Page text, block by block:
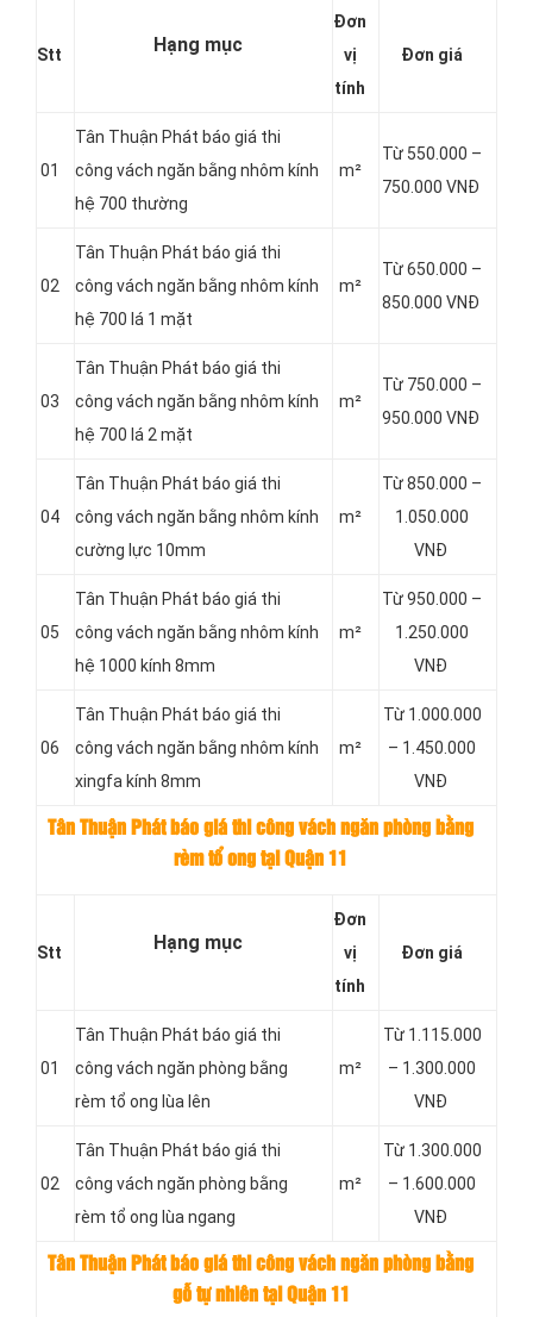
Stt Hạng mục
Đơn
vị
tính
Đơn giá
01
Tân Thuận Phát báo giá thi
công vách ngăn bằng nhôm kính
hệ 700 thường
m²
Từ 550.000 –
750.000 VNĐ
02
Tân Thuận Phát báo giá thi
công vách ngăn bằng nhôm kính
hệ 700 lá 1 mặt
m²
Từ 650.000 –
850.000 VNĐ
03
Tân Thuận Phát báo giá thi
công vách ngăn bằng nhôm kính
hệ 700 lá 2 mặt
m²
Từ 750.000 –
950.000 VNĐ
04
Tân Thuận Phát báo giá thi
công vách ngăn bằng nhôm kính
cường lực 10mm
m²
Từ 850.000 –
1.050.000
VNĐ
05
Tân Thuận Phát báo giá thi
công vách ngăn bằng nhôm kính
hệ 1000 kính 8mm
m²
Từ 950.000 –
1.250.000
VNĐ
06
Tân Thuận Phát báo giá thi
công vách ngăn bằng nhôm kính
xingfa kính 8mm
m²
Từ 1.000.000
– 1.450.000
VNĐ
Tân Thuận Phát báo giá thi công vách ngăn phòng bằng
rèm tổ ong tại Quận 11
Stt Hạng mục
Đơn
vị
tính
Đơn giá
01
Tân Thuận Phát báo giá thi
công vách ngăn phòng bằng
rèm tổ ong lùa lên
m²
Từ 1.115.000
– 1.300.000
VNĐ
02
Tân Thuận Phát báo giá thi
công vách ngăn phòng bằng
rèm tổ ong lùa ngang
m²
Từ 1.300.000
– 1.600.000
VNĐ
Tân Thuận Phát báo giá thi công vách ngăn phòng bằng
gỗ tự nhiên tại Quận 11